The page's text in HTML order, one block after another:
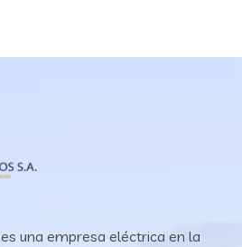
es una empresa eléctrica en la